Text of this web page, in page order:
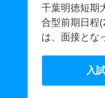
千葉明徳短期
合型前期日程
は、面接とな
入